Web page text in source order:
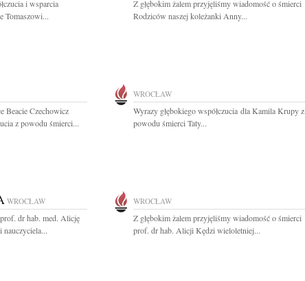
i wsparcia
Tomaszowi...
Z głębokim żalem przyjęliśmy wiadomość o śmierci
Rodziców naszej koleżanki Anny...
Beacie Czechowicz
z powodu śmierci...
WROCŁAW
Wyrazy głębokiego współczucia dla Kamila Krupy z
powodu śmierci Taty...
WROCŁAW
dr hab. med. Alicję
nauczyciela...
WROCŁAW
Z głębokim żalem przyjęliśmy wiadomość o śmierci
prof. dr hab. Alicji Kędzi wieloletniej...